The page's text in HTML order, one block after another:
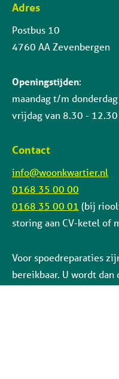
Contactinformatie
Adres
Postbus 10
4760 AA Zevenbergen
Openingstijden:
maandag t/m
vrijdag van 8.30 -
Contact
info@woonkwartier.nl
0168 35 00 00
0168 35 00 01 (bij
storing aan CV-ketel of
Voor spoedreparaties
bereikbaar. U wordt dan